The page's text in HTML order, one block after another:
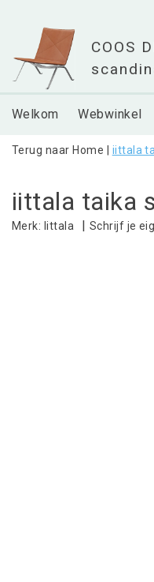
Welkom Webwinkel
Terug naar Home iittala
iittala taika
Merk: Iittala | Schrijf je